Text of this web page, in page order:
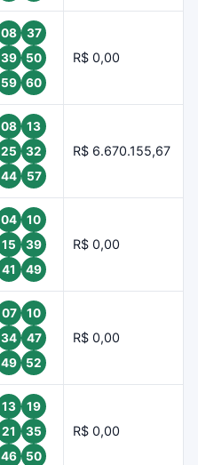
08
37
39
50
59
60
R$ 0,00
08
13
25
32
44
57
R$ 6.670.155,67
04
10
15
39
41
49
R$ 0,00
07
10
34
47
49
52
R$ 0,00
13
19
21
35
46
50
R$ 0,00